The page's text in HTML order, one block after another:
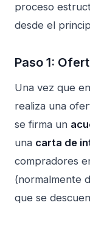
proceso
desde el
Paso 1:
Una vez que
realiza una
se firma un
una carta de
compradores
(normalmente
que se